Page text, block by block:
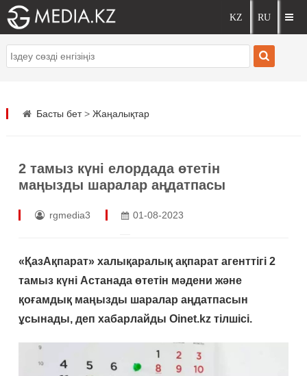
Басты бет> Жаңалықтар
2 тамыз күні елордада өтетін
маңызды шаралар аңдатпасы
rgmedia3 01-08-2023
«ҚазАқпарат» халықаралық ақпарат агенттігі 2
тамыз күні Астанада өтетін мәдени және
қоғамдық маңызды шаралар аңдатпасын
ұсынады, деп хабарлайды Oinet.kz тілшісі.